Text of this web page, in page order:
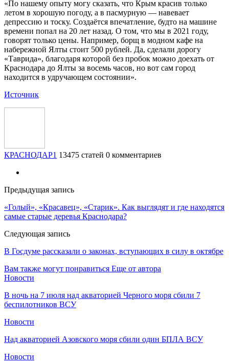
«По нашему опыту могу сказать, что Крым красив только
летом в хорошую погоду, а в пасмурную — навевает
депрессию и тоску. Создаётся впечатление, будто на машине
времени попал на 20 лет назад. О том, что мы в 2021 году,
говорят только цены. Например, борщ в модном кафе на
набережной Ялты стоит 500 рублей. Да, сделали дорогу
«Таврида», благодаря которой без пробок можно доехать от
Краснодара до Ялты за восемь часов, но вот сам город
находится в удручающем состоянии».
Источник
КРАСНОДАР1 13475 статей 0 комментариев
Предыдущая запись
«Голый», «Красавец», «Старик». Как выглядят и где находятся
самые старые деревья Краснодара?
Следующая запись
В Госдуме рассказали о законах, вступающих в силу в октябре
Вам также могут понравиться Еще от автора
Новости
В ночь на 7 июля над акваторией Черного моря сбили 7
беспилотников ВСУ
Новости
Над акваторией Азовского моря сбили один БПЛА ВСУ
Новости